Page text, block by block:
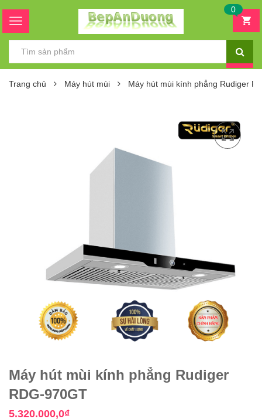
0
Trang chủ Máy hút mùi Máy hút mùi kính phẳng Rudiger
Máy hút mùi kính phẳng Rudiger
RDG-970GT
5.320.000,0₫